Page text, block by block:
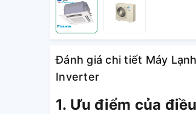
Đánh giá chi tiết Máy
Inverter
1. Ưu điểm của